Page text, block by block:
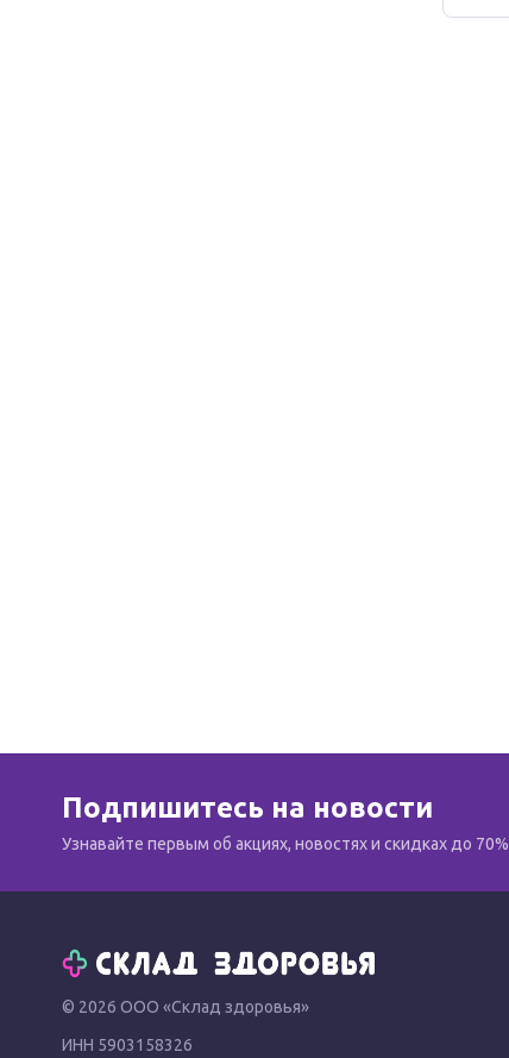
Подпишитесь на новости
Узнавайте первым об акциях, новостях и скидках до 70%
© 2026 ООО «Склад здоровья»
ИНН 5903158326